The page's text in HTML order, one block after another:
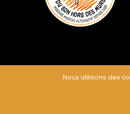
Nous utilisons des